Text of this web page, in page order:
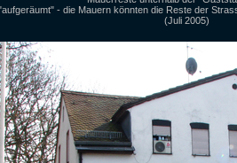
- die Mauern könnten die Reste der
(Juli 2005)